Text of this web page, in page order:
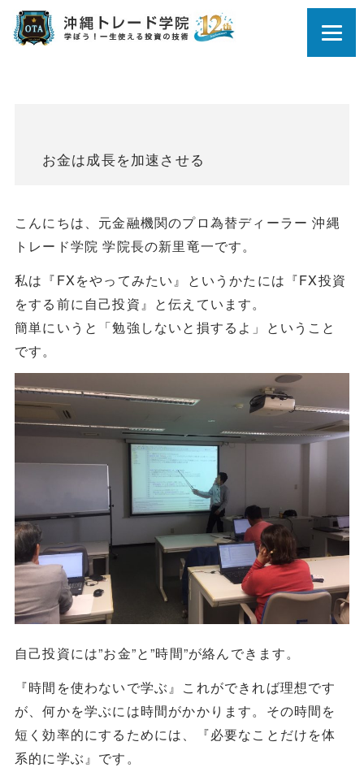
お金は成長を加速させる
こんにちは、元金融機関のプロ為替ディーラー 沖縄
トレード学院 学院長の新里竜一です。
私は『FXをやってみたい』というかたには『FX投資
をする前に自己投資』と伝えています。
簡単にいうと「勉強しないと損するよ」ということ
です。
自己投資には”お金”と”時間”が絡んできます。
『時間を使わないで学ぶ』これができれば理想です
が、何かを学ぶには時間がかかります。その時間を
短く効率的にするためには、『必要なことだけを体
系的に学ぶ』です。